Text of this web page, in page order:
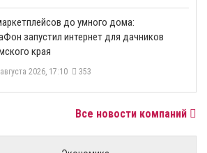
до умного дома:
запустил интернет для дачников
края
2026, 17:10 353
Все новости компаний